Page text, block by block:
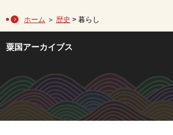
ホーム ＞ 歴史 > 暮らし
粟国アーカイブス